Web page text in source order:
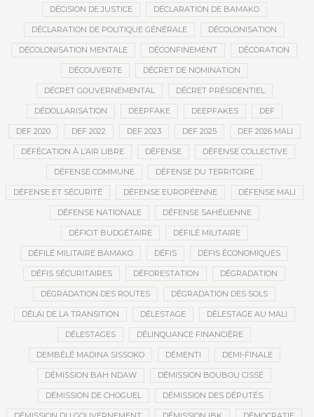
DÉCISION DE JUSTICE DÉCLARATION DE BAMAKO
DÉCLARATION DE POLITIQUE GÉNÉRALE DÉCOLONISATION
DÉCOLONISATION MENTALE DÉCONFINEMENT DÉCORATION
DÉCOUVERTE DÉCRET DE NOMINATION
DÉCRET GOUVERNEMENTAL DÉCRET PRÉSIDENTIEL
DÉDOLLARISATION DEEPFAKE DEEPFAKES DEF
DEF 2020 DEF 2022 DEF 2023 DEF 2025 DEF 2026 MALI
DÉFÉCATION À L’AIR LIBRE DÉFENSE DÉFENSE COLLECTIVE
DÉFENSE COMMUNE DÉFENSE DU TERRITOIRE
DÉFENSE ET SÉCURITÉ DÉFENSE EUROPÉENNE DÉFENSE MALI
DÉFENSE NATIONALE DÉFENSE SAHÉLIENNE
DÉFICIT BUDGÉTAIRE DÉFILÉ MILITAIRE
DÉFILÉ MILITAIRE BAMAKO DÉFIS DÉFIS ÉCONOMIQUES
DÉFIS SÉCURITAIRES DÉFORESTATION DÉGRADATION
DÉGRADATION DES ROUTES DÉGRADATION DES SOLS
DÉLAI DE LA TRANSITION DÉLESTAGE DÉLESTAGE AU MALI
DÉLESTAGES DÉLINQUANCE FINANCIÈRE
DEMBÉLÉ MADINA SISSOKO DÉMENTI DEMI-FINALE
DÉMISSION BAH NDAW DÉMISSION BOUBOU CISSÉ
DÉMISSION DE CHOGUEL DÉMISSION DES DÉPUTÉS